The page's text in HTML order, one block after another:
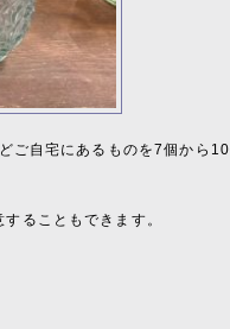
自宅にあるものを7個から10
ることもできます。